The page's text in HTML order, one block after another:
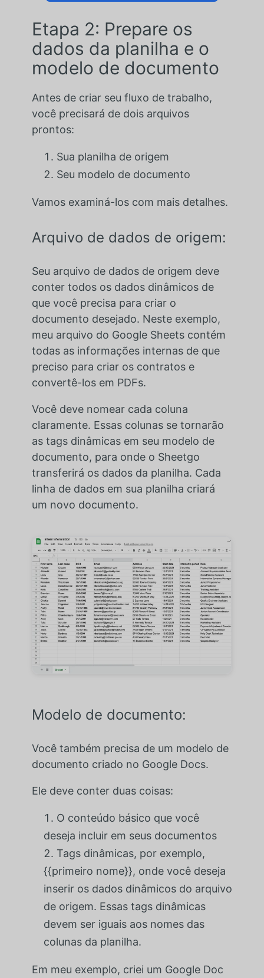
Etapa 2: Prepare os
dados da planilha e o
modelo de documento
Antes de criar seu fluxo de trabalho,
você precisará de dois arquivos
prontos:
Sua planilha de origem
Seu modelo de documento
Vamos examiná-los com mais detalhes.
Arquivo de dados de origem:
Seu arquivo de dados de origem deve
conter todos os dados dinâmicos de
que você precisa para criar o
documento desejado. Neste exemplo,
meu arquivo do Google Sheets contém
todas as informações internas de que
preciso para criar os contratos e
convertê-los em PDFs.
Você deve nomear cada coluna
claramente. Essas colunas se tornarão
as tags dinâmicas em seu modelo de
documento, para onde o Sheetgo
transferirá os dados da planilha. Cada
linha de dados em sua planilha criará
um novo documento.
Modelo de documento:
Você também precisa de um modelo de
documento criado no Google Docs.
Ele deve conter duas coisas:
O conteúdo básico que você
deseja incluir em seus documentos
Tags dinâmicas, por exemplo,
{{primeiro nome}}, onde você deseja
inserir os dados dinâmicos do arquivo
de origem. Essas tags dinâmicas
devem ser iguais aos nomes das
colunas da planilha.
Em meu exemplo, criei um Google Doc